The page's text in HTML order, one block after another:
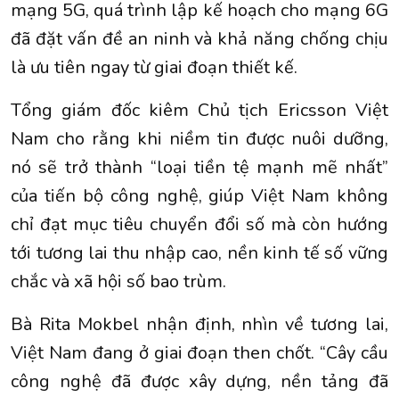
mạng 5G, quá trình lập kế hoạch cho mạng 6G
đã đặt vấn đề an ninh và khả năng chống chịu
là ưu tiên ngay từ giai đoạn thiết kế.
Tổng giám đốc kiêm Chủ tịch Ericsson Việt
Nam cho rằng khi niềm tin được nuôi dưỡng,
nó sẽ trở thành “loại tiền tệ mạnh mẽ nhất”
của tiến bộ công nghệ, giúp Việt Nam không
chỉ đạt mục tiêu chuyển đổi số mà còn hướng
tới tương lai thu nhập cao, nền kinh tế số vững
chắc và xã hội số bao trùm.
Bà Rita Mokbel nhận định, nhìn về tương lai,
Việt Nam đang ở giai đoạn then chốt. “Cây cầu
công nghệ đã được xây dựng, nền tảng đã